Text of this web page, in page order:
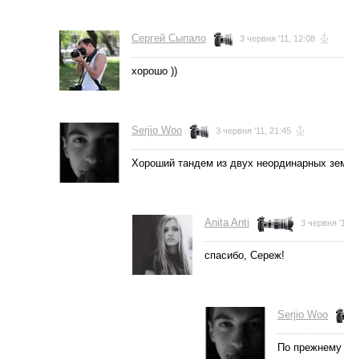
Сергей Сыпало 3 червня '11, 12:08
хорошо ))
Serjio Woo 3 червня '11, 21:45
Хороший тандем из двух неординарных
Anita Anti 3 червня
спасибо, Сереж!
Serjio Woo
По